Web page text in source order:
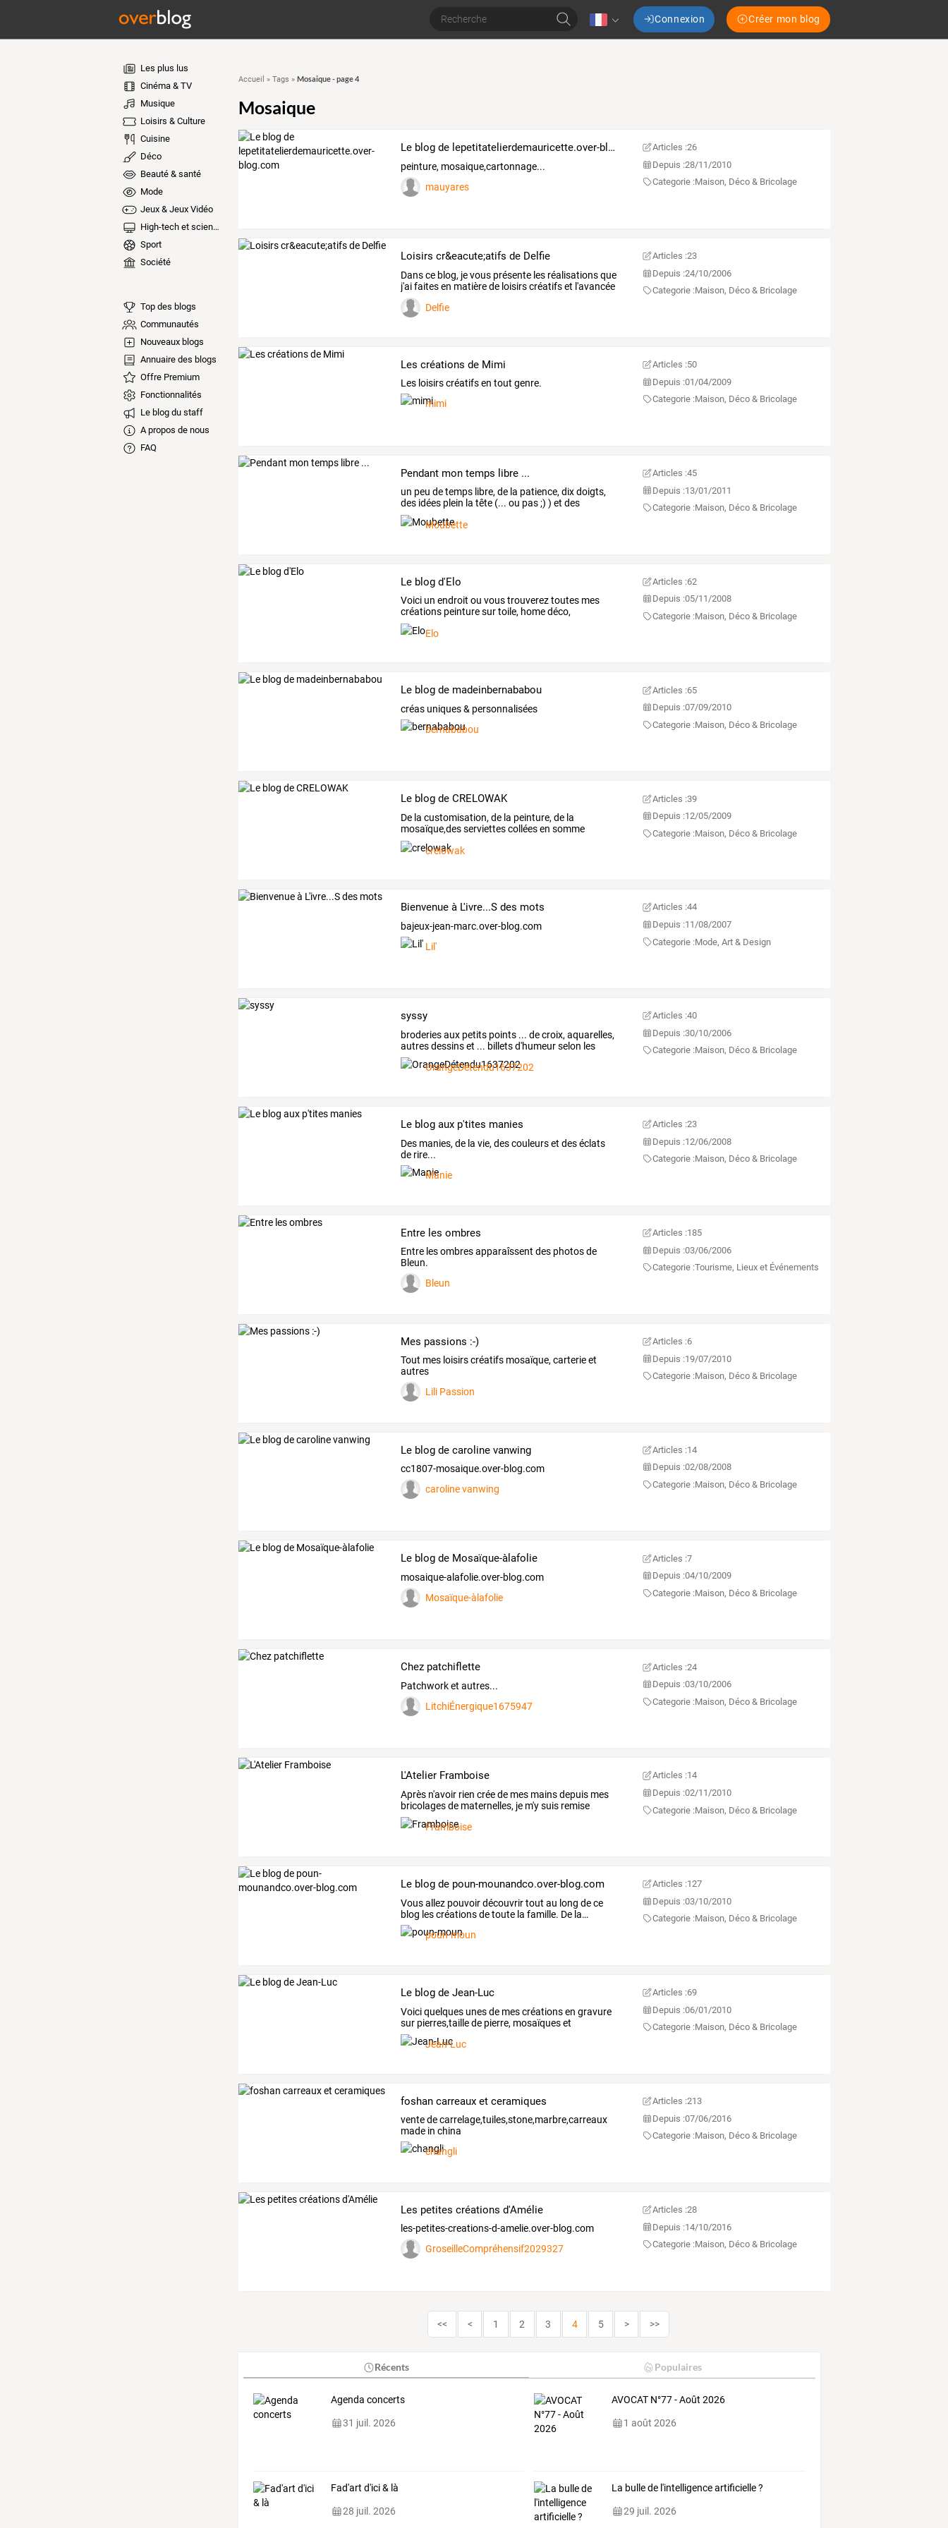
Connexion Créer mon blog
Les plus lus
Cinéma & TV
Musique
Loisirs & Culture
Cuisine
Déco
Beauté & santé
Mode
Jeux & Jeux Vidéo
High-tech et sciences
Sport
Société
Top des blogs
Communautés
Nouveaux blogs
Annuaire des blogs
Offre Premium
Fonctionnalités
Le blog du staff
A propos de nous
FAQ
Accueil » Tags » Mosaique - page 4
Mosaique
Le blog de lepetitatelierdemauricette.over-blog.com
peinture, mosaique,cartonnage...
mauyares
Articles :26
Depuis :28/11/2010
Categorie :Maison, Déco & Bricolage
Loisirs cr&eacute;atifs de Delfie
Dansce blog, jevous présente les réalisationsque
j'aifaitesen matièrede loisirscréatifset l'avancée
de…
Delfie
Articles :23
Depuis :24/10/2006
Categorie :Maison, Déco & Bricolage
Les créations de Mimi
Les loisirs créatifs en tout genre.
mimi
Articles :50
Depuis :01/04/2009
Categorie :Maison, Déco & Bricolage
Pendant mon temps libre ...
un peu detemps libre,de la patience,dixdoigts,
des idées plein la tête (... ou pas;) ) et des
challenges
Moubette
Articles :45
Depuis :13/01/2011
Categorie :Maison, Déco & Bricolage
Le blog d'Elo
Voici un endroit ou vous trouverez toutes mes
créations peinture sur toile, home déco,
mosaique..
Elo
Articles :62
Depuis :05/11/2008
Categorie :Maison, Déco & Bricolage
Le blog de madeinbernababou
créas uniques & personnalisées
bernababou
Articles :65
Depuis :07/09/2010
Categorie :Maison, Déco & Bricolage
Le blog de CRELOWAK
De la customisation, de la peinture, de la
mosaïque,desserviettescolléesen somme
beaucoup
crelowak
Articles :39
Depuis :12/05/2009
Categorie :Maison, Déco & Bricolage
Bienvenue à L'ivre...S des mots
bajeux-jean-marc.over-blog.com
Lil'
Articles :44
Depuis :11/08/2007
Categorie :Mode, Art & Design
syssy
broderiesaux petits points ... decroix, aquarelles,
autresdessinset ... billetsd'humeurselon les
jours
OrangeDétendu1637202
Articles :40
Depuis :30/10/2006
Categorie :Maison, Déco & Bricolage
Le blog aux p'tites manies
Des manies, de la vie, des couleurs et des éclats
de rire...
Manie
Articles :23
Depuis :12/06/2008
Categorie :Maison, Déco & Bricolage
Entre les ombres
Entre les ombres apparaîssent des photos de
Bleun.
Bleun
Articles :185
Depuis :03/06/2006
Categorie :Tourisme, Lieux et Événements
Mes passions :-)
Tout mes loisirs créatifs mosaïque, carterie et
autres
Lili Passion
Articles :6
Depuis :19/07/2010
Categorie :Maison, Déco & Bricolage
Le blog de caroline vanwing
cc1807-mosaique.over-blog.com
caroline vanwing
Articles :14
Depuis :02/08/2008
Categorie :Maison, Déco & Bricolage
Le blog de Mosaïque-àlafolie
mosaique-alafolie.over-blog.com
Mosaïque-àlafolie
Articles :7
Depuis :04/10/2009
Categorie :Maison, Déco & Bricolage
Chez patchiflette
Patchwork et autres...
LitchiÉnergique1675947
Articles :24
Depuis :03/10/2006
Categorie :Maison, Déco & Bricolage
L'Atelier Framboise
Après n'avoir rien créede mes mainsdepuis mes
bricolagesde maternelles, je m'ysuis remise
après
Framboise
Articles :14
Depuis :02/11/2010
Categorie :Maison, Déco & Bricolage
Le blog de poun-mounandco.over-blog.com
Vousallez pouvoirdécouvrirtout au long dece
blog lescréationsdetoute la famille. De la…
poun-moun
Articles :127
Depuis :03/10/2010
Categorie :Maison, Déco & Bricolage
Le blog de Jean-Luc
Voiciquelques unesde mescréationsen gravure
sur pierres,taillede pierre, mosaïqueset
décorations
Jean-Luc
Articles :69
Depuis :06/01/2010
Categorie :Maison, Déco & Bricolage
foshan carreaux et ceramiques
vente de carrelage,tuiles,stone,marbre,carreaux
made in china
changli
Articles :213
Depuis :07/06/2016
Categorie :Maison, Déco & Bricolage
Les petites créations d'Amélie
les-petites-creations-d-amelie.over-blog.com
GroseilleCompréhensif2029327
Articles :28
Depuis :14/10/2016
Categorie :Maison, Déco & Bricolage
<< < 1 2 3 4 5 > >>
Récents Populaires
Agenda concerts
31 juil. 2026
AVOCAT N°77 - Août 2026
1 août 2026
Fad'art d'ici & là
28 juil. 2026
La bulle de l'intelligence artificielle ?
29 juil. 2026